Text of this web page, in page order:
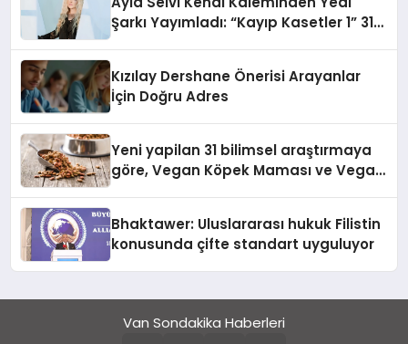
Şarkı Yayımladı: “Kayıp Kasetler 1” 31
Kızılay Dershane Önerisi Arayanlar
İçin Doğru Adres
Yeni yapilan 31 bilimsel araştırmaya
göre, Vegan Köpek Maması ve Vegan
Bhaktawer: Uluslararası hukuk Filistin
konusunda çifte standart uyguluyor
Van Sondakika Haberleri